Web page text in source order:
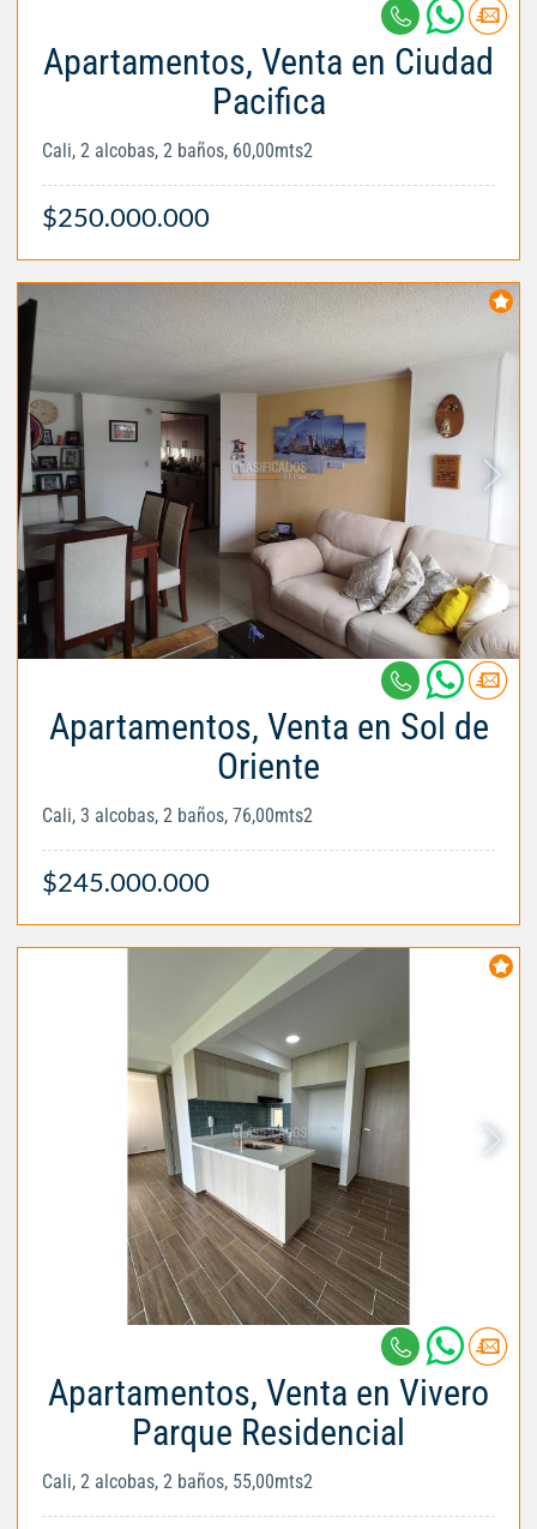
Apartamentos, Venta en Ciudad
Pacifica
Cali, 2 alcobas, 2 baños, 60,00mts2
$250.000.000
Apartamentos, Venta en Sol de
Oriente
Cali, 3 alcobas, 2 baños, 76,00mts2
$245.000.000
Apartamentos, Venta en Vivero
Parque Residencial
Cali, 2 alcobas, 2 baños, 55,00mts2